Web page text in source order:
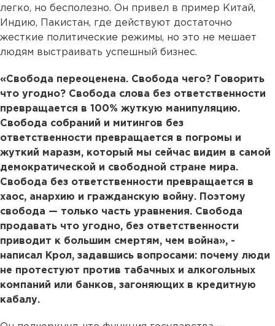
легко, но бесполезно. Он привел в пример Китай,
Индию, Пакистан, где действуют достаточно
жесткие политические режимы, но это не мешает
людям выстраивать успешный бизнес.
«Свобода переоценена. Свобода чего? Говорить
что угодно? Свобода слова без ответственности
превращается в 100% жуткую манипуляцию.
Свобода собраний и митингов без
ответственности превращается в погромы и
жуткий маразм, который мы сейчас видим в самой
демократической и свободной стране мира.
Свобода без ответственности превращается в
хаос, анархию и гражданскую войну. Поэтому
свобода — только часть уравнения. Свобода
продавать что угодно, без ответственности
приводит к большим смертям, чем война», -
написал Крол, задавшись вопросами: почему люди
не протестуют против табачных и алкогольных
компаний или банков, загоняющих в кредитную
кабалу.